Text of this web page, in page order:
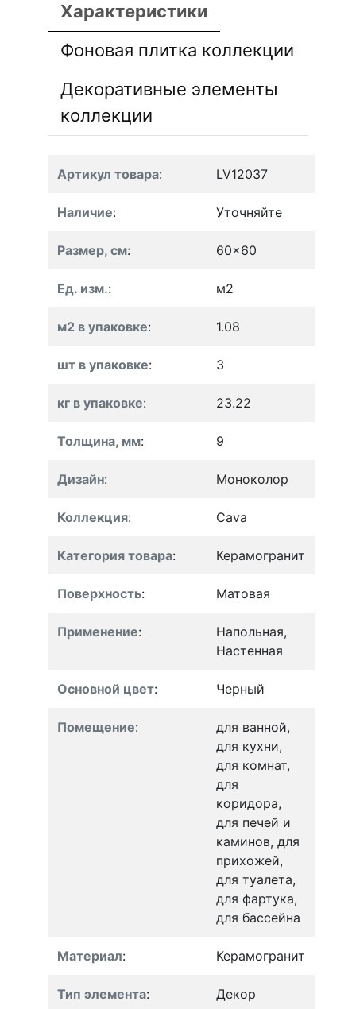
Характеристики
Фоновая плитка коллекции
Декоративные элементы
коллекции
Артикул товара: LV12037
Наличие: Уточняйте
Размер, см: 60x60
Ед. изм.: м2
м2 в упаковке: 1.08
шт в упаковке: 3
кг в упаковке: 23.22
Толщина, мм: 9
Дизайн: Моноколор
Коллекция: Cava
Категория товара: Керамогранит
Поверхность: Матовая
Применение:
Напольная,
Настенная
Основной цвет: Черный
Помещение:
для ванной,
для кухни,
для комнат,
для
коридора,
для печей и
каминов, для
прихожей,
для туалета,
для фартука,
для бассейна
Материал: Керамогранит
Тип элемента: Декор